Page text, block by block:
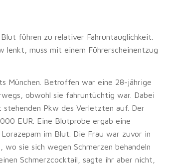
führen zu relativer Fahruntauglichkeit.
lenkt, muss mit einem Führerscheinentzug
München. Betroffen war eine 28-jährige
obwohl sie fahruntüchtig war. Dabei
Pkw des Verletzten auf. Der
EUR. Eine Blutprobe ergab eine
im Blut. Die Frau war zuvor in
sie sich wegen Schmerzen behandeln
Schmerzcocktail, sagte ihr aber nicht,